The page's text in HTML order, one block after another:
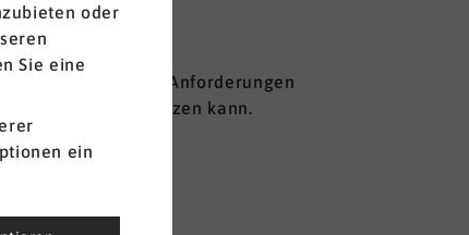
basiert auf Ihren Anforderungen
unterstützen kann.
oder
Sie eine
ein